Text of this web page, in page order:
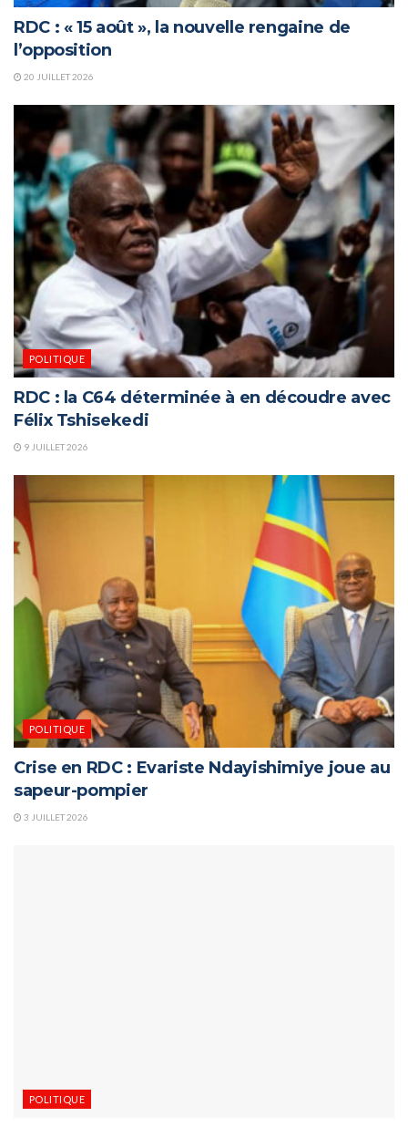
RDC : « 15 août », la nouvelle rengaine de
l’opposition
20 JUILLET 2026
POLITIQUE
RDC : la C64 déterminée à en découdre avec
Félix Tshisekedi
9 JUILLET 2026
POLITIQUE
Crise en RDC : Evariste Ndayishimiye joue au
sapeur-pompier
3 JUILLET 2026
POLITIQUE